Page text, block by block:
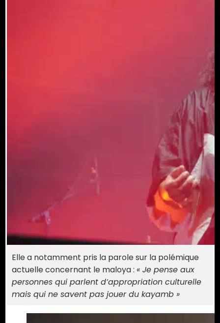
Elle a notamment pris la parole sur la polémique
actuelle concernant le maloya : « Je pense aux
personnes qui parlent d’appropriation culturelle
mais qui ne savent pas jouer du kayamb »